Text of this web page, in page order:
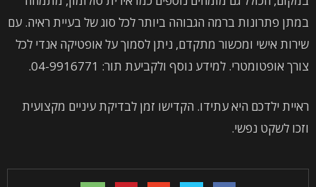
במתן פתרונות ברמה הגבוהה ביותר לכל סוג של בעיית ראיה. עם
שירות אישי ומכשור מתקדם, ניתן לסמוך על אופטיקה אנדי לכל
צורך אופטומטרי. למידע נוסף ולקביעת תור: 04-9916771.
ראיית ילדכם היא עתידו. הקדישו זמן לבדיקת עיניים מקצועית
וזכו לשקט נפשי.